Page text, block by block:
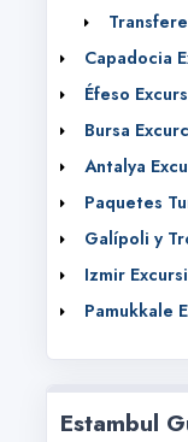
Capadocia
Éfeso
Bursa
Antalya
Paquetes
Galípoli y
Izmir
Pamukkale
Estambul